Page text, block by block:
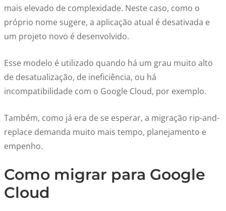
mais elevado de complexidade. Neste caso, como o
próprio nome sugere, a aplicação atual é desativada e
um projeto novo é desenvolvido.
Esse modelo é utilizado quando há um grau muito alto
de desatualização, de ineficiência, ou há
incompatibilidade com o Google Cloud, por exemplo.
Também, como já era de se esperar, a migração rip-and-
replace demanda muito mais tempo, planejamento e
empenho.
Como migrar para Google
Cloud